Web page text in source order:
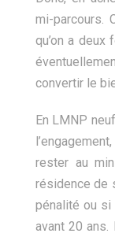
mi-parcours.
qu’on a
convertir le
En LMNP
rester au
résidence de
pénalité ou si
avant 20